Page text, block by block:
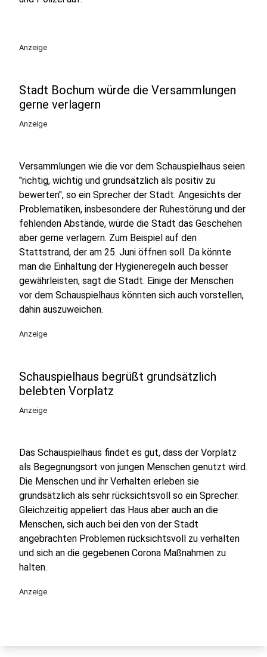
Anzeige
Stadt Bochum würde die Versammlungen
gerne verlagern
Anzeige
Versammlungen wie die vor dem Schauspielhaus seien
"richtig, wichtig und grundsätzlich als positiv zu
bewerten", so ein Sprecher der Stadt. Angesichts der
Problematiken, insbesondere der Ruhestörung und der
fehlenden Abstände, würde die Stadt das Geschehen
aber gerne verlagern. Zum Beispiel auf den
Stattstrand, der am 25. Juni öffnen soll. Da könnte
man die Einhaltung der Hygieneregeln auch besser
gewährleisten, sagt die Stadt. Einige der Menschen
vor dem Schauspielhaus könnten sich auch vorstellen,
dahin auszuweichen.
Anzeige
Schauspielhaus begrüßt grundsätzlich
belebten Vorplatz
Anzeige
Das Schauspielhaus findet es gut, dass der Vorplatz
als Begegnungsort von jungen Menschen genutzt wird.
Die Menschen und ihr Verhalten erleben sie
grundsätzlich als sehr rücksichtsvoll so ein Sprecher.
Gleichzeitig appeliert das Haus aber auch an die
Menschen, sich auch bei den von der Stadt
angebrachten Problemen rücksichtsvoll zu verhalten
und sich an die gegebenen Corona Maßnahmen zu
halten.
Anzeige